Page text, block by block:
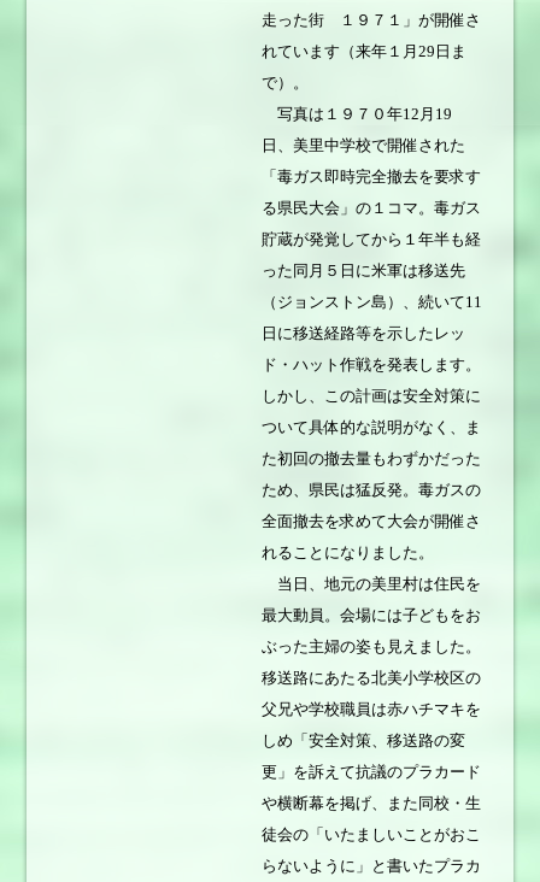
走った街 １９７１」が開催さ
れています（来年１月29日ま
で）。
写真は１９７０年12月19
日、美里中学校で開催された
「毒ガス即時完全撤去を要求す
る県民大会」の１コマ。毒ガス
貯蔵が発覚してから１年半も経
った同月５日に米軍は移送先
（ジョンストン島）、続いて11
日に移送経路等を示したレッ
ド・ハット作戦を発表します。
しかし、この計画は安全対策に
ついて具体的な説明がなく、ま
た初回の撤去量もわずかだった
ため、県民は猛反発。毒ガスの
全面撤去を求めて大会が開催さ
れることになりました。
当日、地元の美里村は住民を
最大動員。会場には子どもをお
ぶった主婦の姿も見えました。
移送路にあたる北美小学校区の
父兄や学校職員は赤ハチマキを
しめ「安全対策、移送路の変
更」を訴えて抗議のプラカード
や横断幕を掲げ、また同校・生
徒会の「いたましいことがおこ
らないように」と書いたプラカ